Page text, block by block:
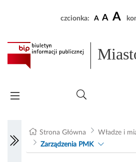
czcionka: A A A
Strona Główna Władze i
Zarządzenia PMK